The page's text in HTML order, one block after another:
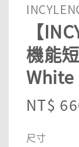
【
機能
White
NT$
尺寸